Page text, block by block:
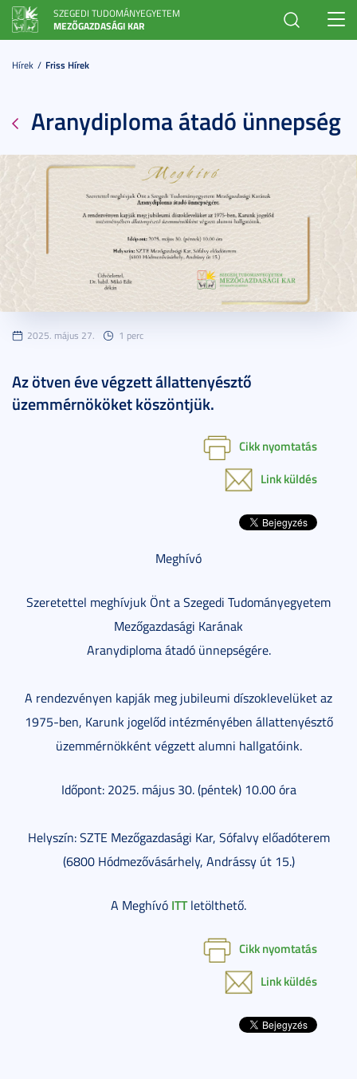
SZEGEDI TUDOMÁNYEGYETEM
MEZŐGAZDASÁGI KAR
Hírek Friss Hírek
Aranydiploma átadó ünnepség
2025. május 27. 1 perc
Az ötven éve végzett állattenyésztő
üzemmérnököket köszöntjük.
Cikk nyomtatás
Link küldés
Meghívó
Szeretettel meghívjuk Önt a Szegedi Tudományegyetem
Mezőgazdasági Karának
Aranydiploma átadó ünnepségére.
A rendezvényen kapják meg jubileumi díszoklevelüket az
1975-ben, Karunk jogelőd intézményében állattenyésztő
üzemmérnökként végzett alumni hallgatóink.
Időpont: 2025. május 30. (péntek) 10.00 óra
Helyszín: SZTE Mezőgazdasági Kar, Sófalvy előadóterem
(6800 Hódmezővásárhely, Andrássy út 15.)
A Meghívó ITTletölthető.
Cikk nyomtatás
Link küldés